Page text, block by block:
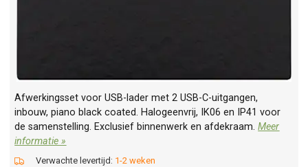
Afwerkingsset voor USB-lader met 2 USB-C-uitgangen,
inbouw, piano black coated. Halogeenvrij, IK06 en IP41 voor
de samenstelling. Exclusief binnenwerk en afdekraam.Meer
informatie »
Verwachte levertijd: 1-2 weken